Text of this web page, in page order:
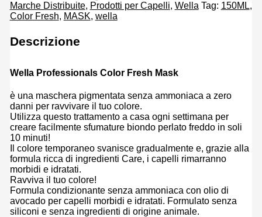
Marche Distribuite, Prodotti per Capelli, Wella Tag: 150ML,
Color Fresh, MASK, wella
Descrizione
Wella Professionals Color Fresh Mask
è una maschera pigmentata senza ammoniaca a zero
danni per ravvivare il tuo colore.
Utilizza questo trattamento a casa ogni settimana per
creare facilmente sfumature biondo perlato freddo in soli
10 minuti!
Il colore temporaneo svanisce gradualmente e, grazie alla
formula ricca di ingredienti Care, i capelli rimarranno
morbidi e idratati.
Ravviva il tuo colore!
Formula condizionante senza ammoniaca con olio di
avocado per capelli morbidi e idratati. Formulato senza
siliconi e senza ingredienti di origine animale.